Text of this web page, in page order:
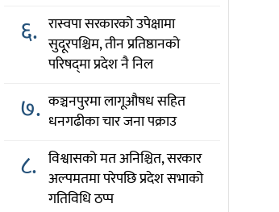
६. रास्वपा सरकारको उपेक्षामा
सुदूरपश्चिम, तीन प्रतिष्ठानको
परिषद्‌मा प्रदेश नै निल
७. कञ्चनपुरमा लागूऔषध सहित
धनगढीका चार जना पक्राउ
८. विश्वासको मत अनिश्चित, सरकार
अल्पमतमा परेपछि प्रदेश सभाको
गतिविधि ठप्प